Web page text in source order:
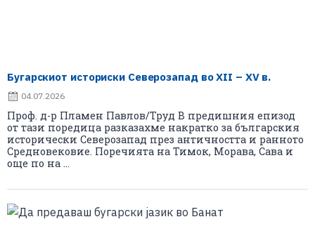
Бугарскиот историски Северозапад во XII – XV в.
04.07.2026
Проф. д-р Пламен Павлов/Труд В предишния епизод
от тази поредица разказахме накратко за българския
исторически Северозапад през античността и ранното
Средновековие. Поречията на Тимок, Морава, Сава и
още по на ...